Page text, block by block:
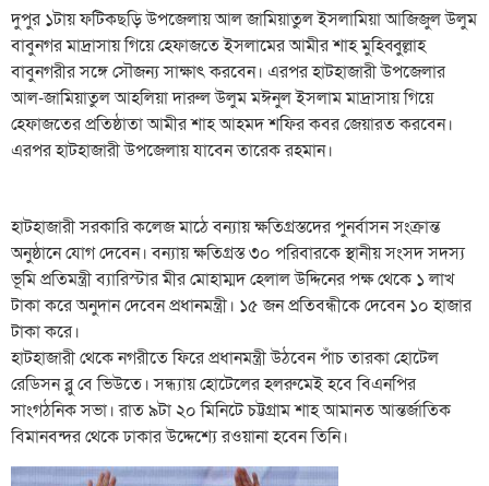
দুপুর ১টায় ফটিকছড়ি উপজেলায় আল জামিয়াতুল ইসলামিয়া আজিজুল উলুম
বাবুনগর মাদ্রাসায় গিয়ে হেফাজতে ইসলামের আমীর শাহ মুহিব্বুল্লাহ
বাবুনগরীর সঙ্গে সৌজন্য সাক্ষাৎ করবেন। এরপর হাটহাজারী উপজেলার
আল-জামিয়াতুল আহলিয়া দারুল উলুম মঈনুল ইসলাম মাদ্রাসায় গিয়ে
হেফাজতের প্রতিষ্ঠাতা আমীর শাহ আহমদ শফির কবর জেয়ারত করবেন।
এরপর হাটহাজারী উপজেলায় যাবেন তারেক রহমান।
হাটহাজারী সরকারি কলেজ মাঠে বন্যায় ক্ষতিগ্রস্তদের পুনর্বাসন সংক্রান্ত
অনুষ্ঠানে যোগ দেবেন। বন্যায় ক্ষতিগ্রস্ত ৩০ পরিবারকে স্থানীয় সংসদ সদস্য
ভূমি প্রতিমন্ত্রী ব্যারিস্টার মীর মোহাম্মদ হেলাল উদ্দিনের পক্ষ থেকে ১ লাখ
টাকা করে অনুদান দেবেন প্রধানমন্ত্রী। ১৫ জন প্রতিবন্ধীকে দেবেন ১০ হাজার
টাকা করে।
হাটহাজারী থেকে নগরীতে ফিরে প্রধানমন্ত্রী উঠবেন পাঁচ তারকা হোটেল
রেডিসন ব্লু বে ভিউতে। সন্ধ্যায় হোটেলের হলরুমেই হবে বিএনপির
সাংগঠনিক সভা। রাত ৯টা ২০ মিনিটে চট্টগ্রাম শাহ আমানত আন্তর্জাতিক
বিমানবন্দর থেকে ঢাকার উদ্দেশ্যে রওয়ানা হবেন তিনি।